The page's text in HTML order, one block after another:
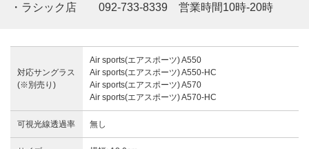
・ラシック店 092-733-8339 営業時間10時-20時
対応サングラス
(※別売り)
Air sports(エアスポーツ) A550
Air sports(エアスポーツ) A550-HC
Air sports(エアスポーツ) A570
Air sports(エアスポーツ) A570-HC
可視光線透過率 無し